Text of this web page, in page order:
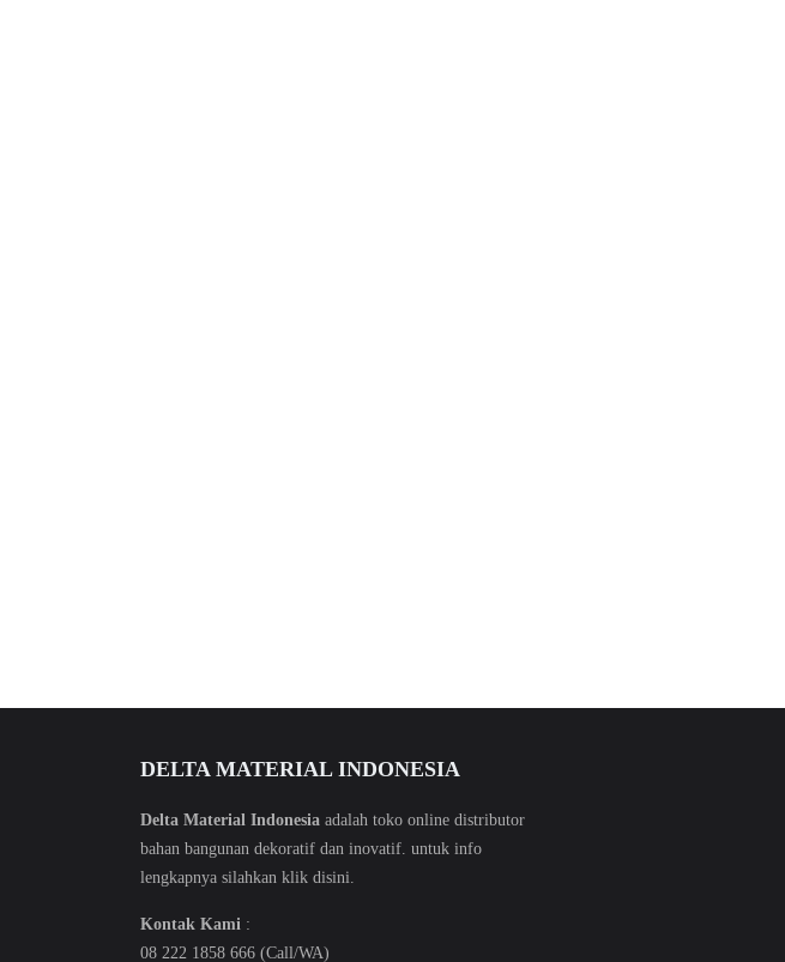
DELTA MATERIAL INDONESIA
Delta Material Indonesia adalah toko online distributor
bahan bangunan dekoratif dan inovatif. untuk info
lengkapnya silahkan klik disini.
Kontak Kami :
08 222 1858 666 (Call/WA)